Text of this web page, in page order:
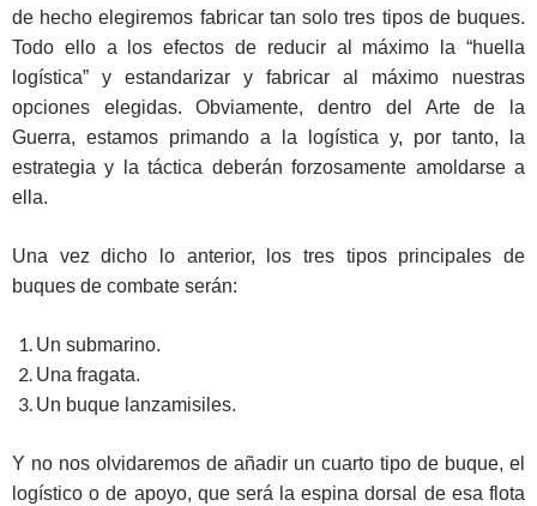
de hecho elegiremos fabricar tan solo tres tipos de buques.
Todo ello a los efectos de reducir al máximo la “huella
logística” y estandarizar y fabricar al máximo nuestras
opciones elegidas. Obviamente, dentro del Arte de la
Guerra, estamos primando a la logística y, por tanto, la
estrategia y la táctica deberán forzosamente amoldarse a
ella.
Una vez dicho lo anterior, los tres tipos principales de
buques de combate serán:
Un submarino.
Una fragata.
Un buque lanzamisiles.
Y no nos olvidaremos de añadir un cuarto tipo de buque, el
logístico o de apoyo, que será la espina dorsal de esa flota